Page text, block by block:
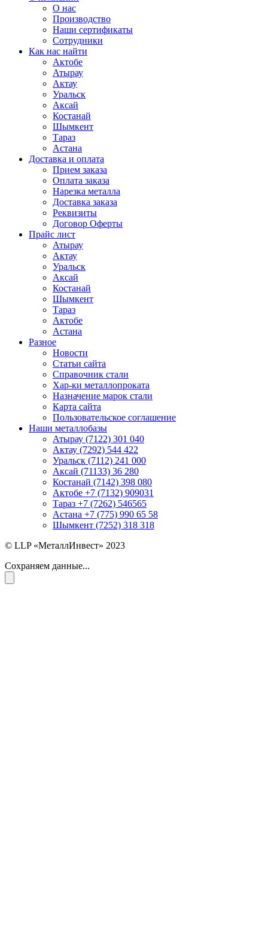
О нас
Производство
Наши сертификаты
Сотрудники
Как нас найти
Актобе
Атырау
Актау
Уральск
Аксай
Костанай
Шымкент
Тараз
Астана
Доставка и оплата
Прием заказа
Оплата заказа
Нарезка металла
Доставка заказа
Реквизиты
Договор Оферты
Прайс лист
Атырау
Актау
Уральск
Аксай
Костанай
Шымкент
Тараз
Актобе
Астана
Разное
Новости
Статьи сайта
Справочник стали
Хар-ки металлопроката
Назначение марок стали
Карта сайта
Пользовательское соглашение
Наши металлобазы
Атырау (7122) 301 040
Актау (7292) 544 422
Уральск (7112) 241 000
Аксай (71133) 36 280
Костанай (7142) 398 080
Актобе +7 (7132) 909031
Тараз +7 (7262) 546565
Астана +7 (775) 990 65 58
Шымкент (7252) 318 318
© LLP «МеталлИнвест» 2023
Сохраняем данные...